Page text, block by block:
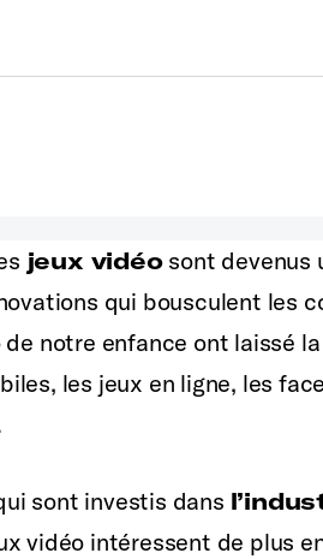
jeux vidéosont devenus
qui bousculent les
notre enfance ont laissé
les jeux en ligne, les
sont investis dans
vidéo intéressent de plus